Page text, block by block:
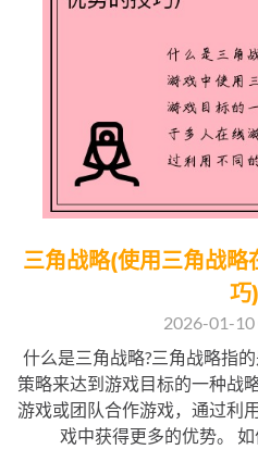
三角战略(使用三角战略
巧)
2026-01-10
什么是三角战略?三角战略指
策略来达到游戏目标的一种战
游戏或团队合作游戏，通过利
戏中获得更多的优势。 如